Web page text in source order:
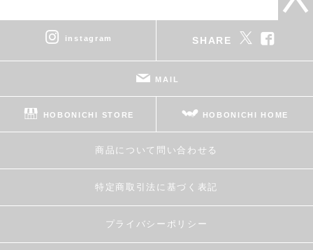
instagram SHARE
MAIL
HOBONICHI STORE HOBONICHI HOME
商品について問い合わせる
特定商取引法に基づく表記
プライバシーポリシー